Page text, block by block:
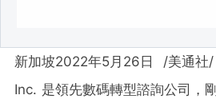
新加坡2022年5月26日
/美通社
Inc. 是領先數碼轉型諮詢公司，